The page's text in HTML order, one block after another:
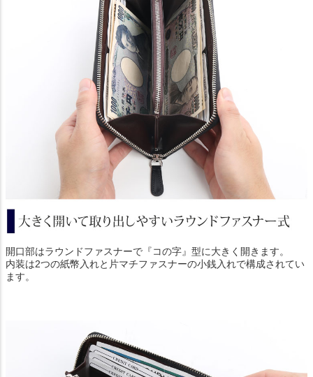
開口部はラウンドファスナーで『コの字』型に大きく開きます。
内装は2つの紙幣入れと片マチファスナーの小銭入れで構成されてい
ます。